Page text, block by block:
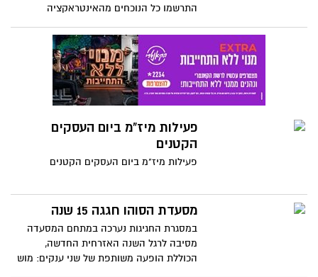
התרשמו כל הנוכחים מהאינטראקציה
הדרוזי לעמיתיהם בעיר היין * העתיד כבר כאן
פעילות מיז"מ ביום העסקים
הקטנים
פעילות מיז"מ ביום העסקים הקטנים
מסעדת הסוהו חגגה 15 שנה
במסגרת החגיגות נערכה במתחם המסעדה
מסיבה לרגל השנה האזרחית החדשה,
הכוללת הופעה משותפת של שני ענקים: מוש